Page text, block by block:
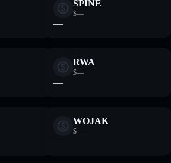
SPINE
$—
—
RWA
$—
—
WOJAK
$—
—